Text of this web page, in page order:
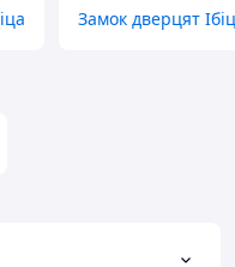
Замок дверцят